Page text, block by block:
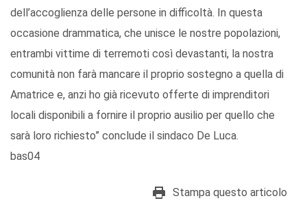
dell’accoglienza delle persone in difficoltà. In questa
occasione drammatica, che unisce le nostre popolazioni,
entrambi vittime di terremoti così devastanti, la nostra
comunità non farà mancare il proprio sostegno a quella di
Amatrice e, anzi ho già ricevuto offerte di imprenditori
locali disponibili a fornire il proprio ausilio per quello che
sarà loro richiesto” conclude il sindaco De Luca.
bas04
Stampa questo articolo